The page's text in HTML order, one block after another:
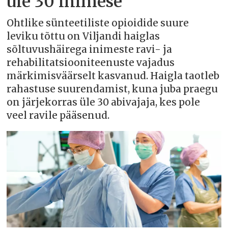
Ohtlike sünteetiliste opioidide suure
leviku tõttu on Viljandi haiglas
sõltuvushäirega inimeste ravi- ja
rehabilitatsiooniteenuste vajadus
märkimisväärselt kasvanud. Haigla taotleb
rahastuse suurendamist, kuna juba praegu
on järjekorras üle 30 abivajaja, kes pole
veel ravile pääsenud.